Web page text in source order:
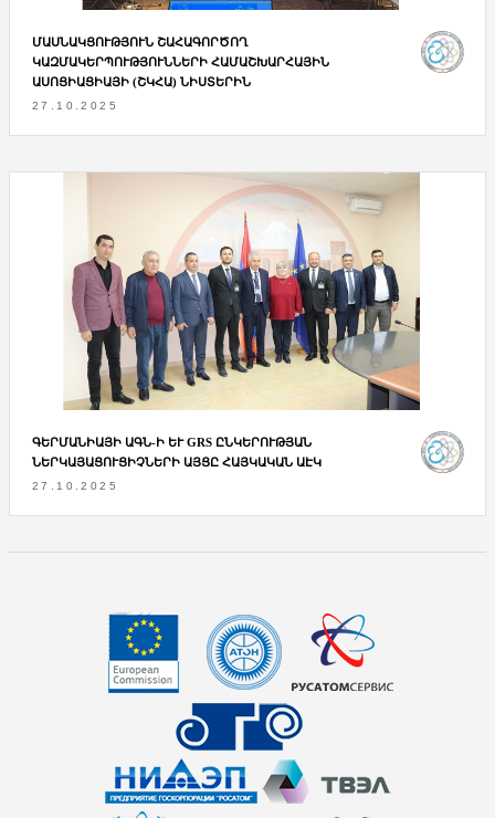
ՄԱՍՆԱԿՑՈՒԹՅՈՒՆ ՇԱՀԱԳՈՐԾՈՂ
ԿԱԶՄԱԿԵՐՊՈՒԹՅՈՒՆՆԵՐԻ ՀԱՄԱՇԽԱՐՀԱՅԻՆ
ԱՍՈՑԻԱՑԻԱՅԻ (ՇԿՀԱ) ՆԻՍՏԵՐԻՆ
27.10.2025
ԳԵՐՄԱՆԻԱՅԻ ԱԳՆ-Ի ԵՒ GRS ԸՆԿԵՐՈՒԹՅԱՆ Ն
ԵՐԿԱՅԱՑՈՒՑԻՉՆԵՐԻ ԱՅՑԸ ՀԱՅԿԱԿԱՆ ԱԷԿ
27.10.2025